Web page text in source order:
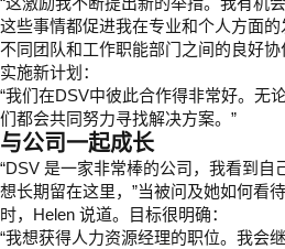
这些事情都促进我在专业和个人方面的
不同团队和工作职能部门之间的良好
实施新计划：
“我们在DSV中彼此合作得非常好。无
们都会共同努力寻找解决方案。”
与公司一起成长
“DSV 是一家非常棒的公司，我看到自
想长期留在这里，”当被问及她如何看
时，Helen 说道。目标很明确：
“我想获得人力资源经理的职位。我会